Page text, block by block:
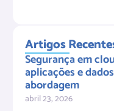
Artigos
Segurança em
aplicações e
abordagem
abril 23, 2026